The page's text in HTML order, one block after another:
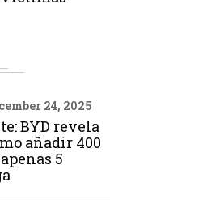
24, 2025
BYD revela
añadir 400
5